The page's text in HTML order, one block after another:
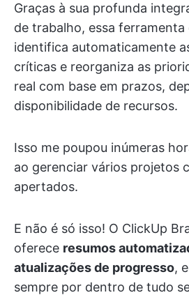
Graças à sua profunda
de trabalho, essa
identifica automaticamente
críticas e reorganiza as
real com base em prazos,
disponibilidade de recursos.
Isso me poupou inúmeras
ao gerenciar vários projetos
apertados.
E não é só isso! O ClickUp
oferece resumos
atualizações de progresso,
sempre por dentro de tudo